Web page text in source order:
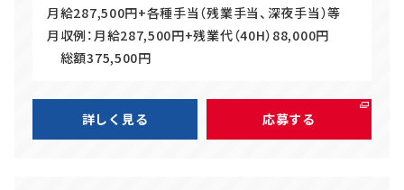
月給287,500円+各種手当（残業手当、深夜手当）等
月収例：月給287,500円+残業代（40H）88,000円
総額375,500円
詳しく見る 応募する